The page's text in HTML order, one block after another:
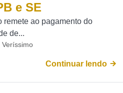
e SE
remete ao pagamento do
de...
Continuar lendo